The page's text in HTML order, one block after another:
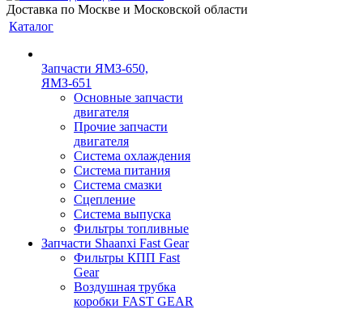
Доставка по Москве и Московской области
Каталог
Запчасти ЯМЗ-650,
ЯМЗ-651
Основные запчасти
двигателя
Прочие запчасти
двигателя
Система охлаждения
Система питания
Система смазки
Сцепление
Система выпуска
Фильтры топливные
Запчасти Shaanxi Fast Gear
Фильтры КПП Fast
Gear
Воздушная трубка
коробки FAST GEAR